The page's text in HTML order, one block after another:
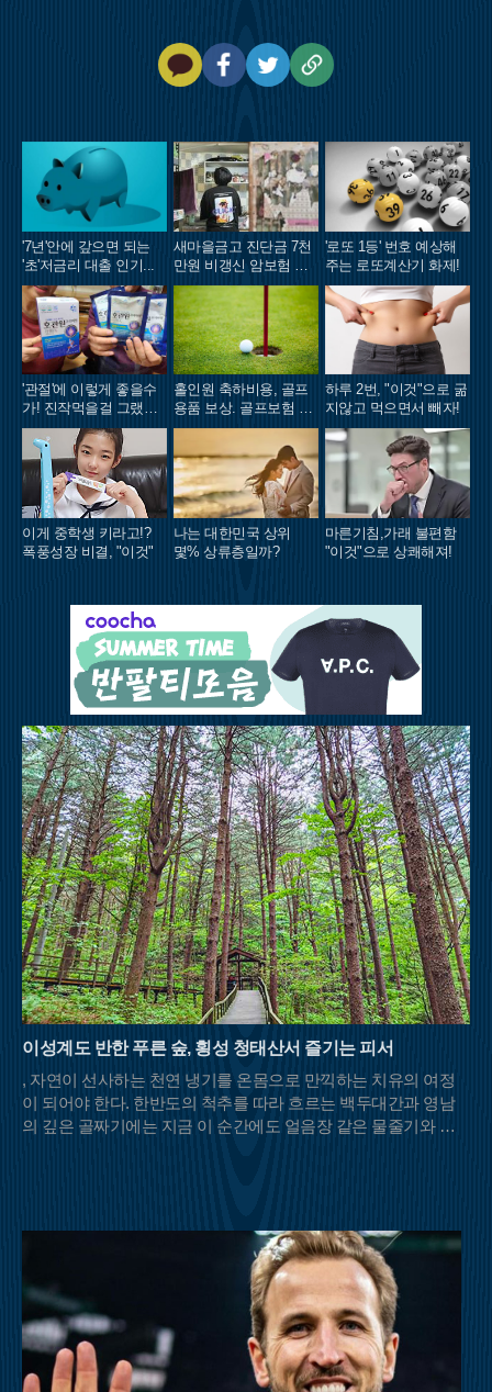
톡
북
복
사
'7년'안에 갚으면 되는
'초'저금리 대출 인기...
새마을금고 진단금 7천
만원 비갱신 암보험 출
시
'로또 1등' 번호 예상해
주는 로또계산기 화제!
'관절'에 이렇게 좋을수
가! 진작먹을걸 그랬어
요!
홀인원 축하비용, 골프
용품 보상. 골프보험 출
시
하루 2번, "이것"으로 굶
지않고 먹으면서 빼자!
이게 중학생 키라고!?
폭풍성장 비결, "이것"
나는 대한민국 상위
몇% 상류층일까?
마른기침,가래 불편함
"이것"으로 상쾌해져!
이성계도 반한 푸른 숲, 횡성 청태산서 즐기는 피서
, 자연이 선사하는 천연 냉기를 온몸으로 만끽하는 치유의 여정
이 되어야 한다. 한반도의 척추를 따라 흐르는 백두대간과 영남
의 깊은 골짜기에는 지금 이 순간에도 얼음장 같은 물줄기와 울
운 흙길이 이어져 여름철 산행의 피로도를 덜어준다. 특히 북쪽
자락의 물한계곡은 이름처럼 물이 너무 차가워 오래 발을 담그기
힘들 정도로 강력한 냉기를 자랑한다. 하늘이 보이지 않을 만큼
빽빽하게 들어선 원시림은 강렬한 햇볕을 차단해 주며, 삼도봉
정상에 서면 세 갈래의 문화와 방언이 교차하는 화합의 풍경을
마주할 수 있다.백두대간의 웅장한 기운을 느끼고 싶다면 경북
문경과 충북 괴산의 경계에 솟은 대야산이 제격이다. 속리산국립